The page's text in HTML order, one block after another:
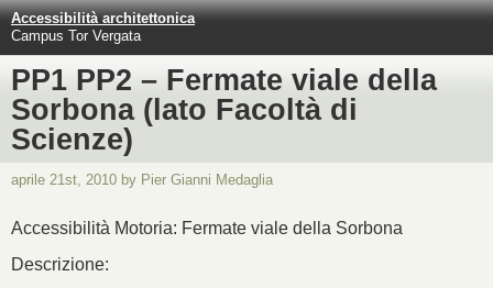
Accessibilità architettonica
Campus Tor Vergata
PP1 PP2 – Fermate viale della
Sorbona (lato Facoltà di
Scienze)
aprile 21st, 2010 by Pier Gianni Medaglia
Accessibilità Motoria: Fermate viale della Sorbona
Descrizione: